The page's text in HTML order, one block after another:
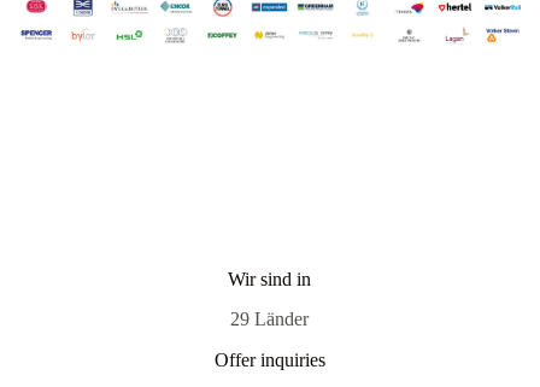
Wir sind in
29 Länder
Offer inquiries